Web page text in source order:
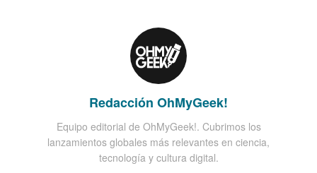
Redacción OhMyGeek!
Equipo editorial de OhMyGeek!. Cubrimos los
lanzamientos globales más relevantes en ciencia,
tecnología y cultura digital.